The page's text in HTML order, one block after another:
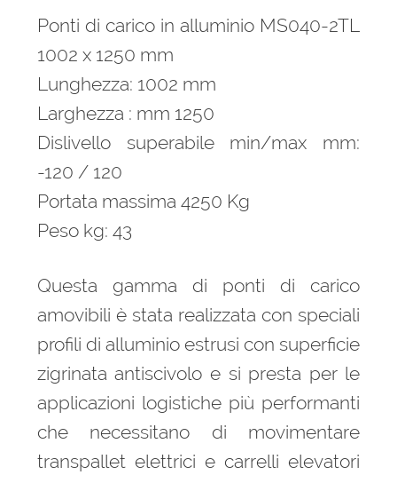
Ponti di carico in alluminio MS040-2TL
1002 x 1250 mm
Lunghezza: 1002 mm
Larghezza : mm 1250
Dislivello superabile min/max mm:
-120 / 120
Portata massima 4250 Kg
Peso kg: 43
Questa gamma di ponti di carico
amovibili è stata realizzata con speciali
profili di alluminio estrusi con superficie
zigrinata antiscivolo e si presta per le
applicazioni logistiche più performanti
che necessitano di movimentare
transpallet elettrici e carrelli elevatori